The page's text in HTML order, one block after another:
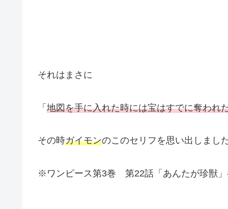
それはまさに
「 地図を手に入れた時には宝はすでに奪われ
その時ガイモンのこのセリフを思い出しまし
※ワンピース第3巻 第22話「あんたが珍獣」